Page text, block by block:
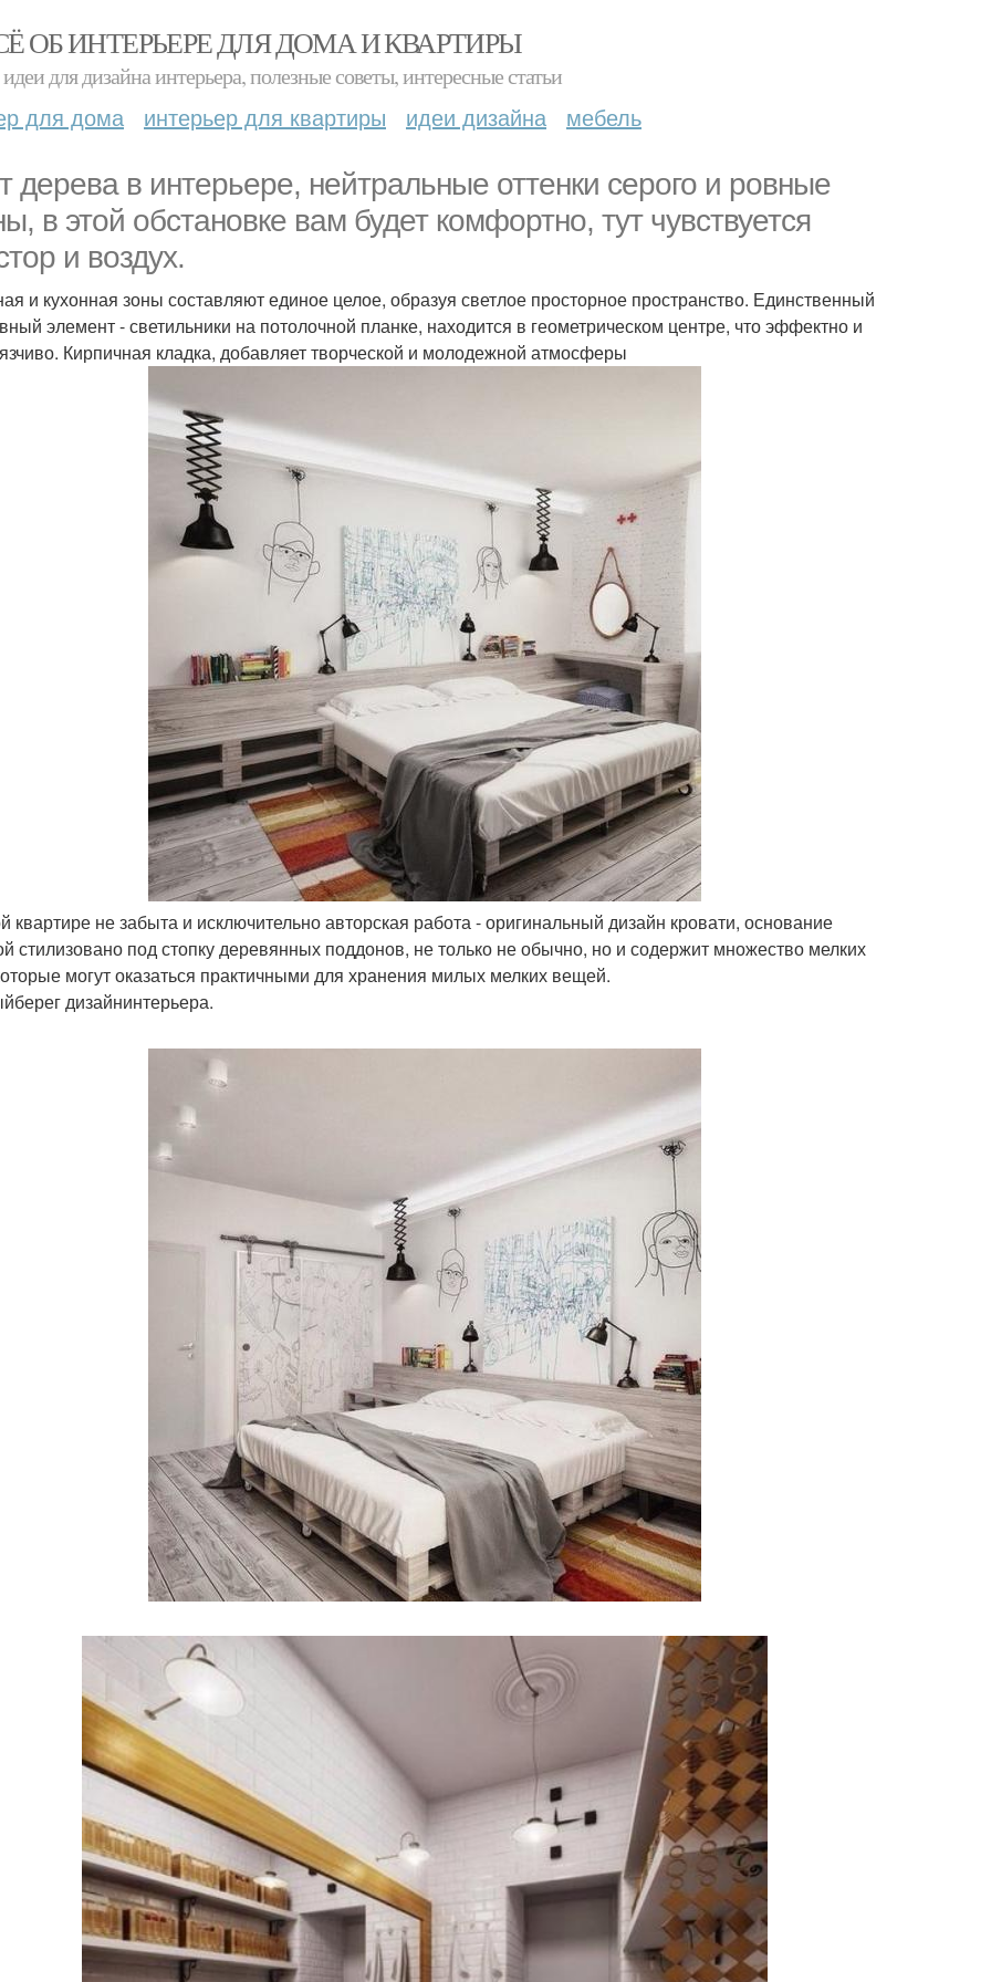
ОБ ИНТЕРЬЕРЕ ДЛЯ ДОМА И КВАРТИРЫ
для дизайна интерьера, полезные советы, интересные статьи
для дома интерьер для квартиры идеи дизайна мебель
дерева в интерьере, нейтральные оттенки серого и ровные
в этой обстановке вам будет комфортно, тут чувствуется
и воздух.
и кухонная зоны составляют единое целое, образуя светлое просторное пространство. Единственный
элемент - светильники на потолочной планке, находится в геометрическом центре, что эффектно и
Кирпичная кладка, добавляет творческой и молодежной атмосферы
квартире не забыта и исключительно авторская работа - оригинальный дизайн кровати, основание
стилизовано под стопку деревянных поддонов, не только не обычно, но и содержит множество мелких
могут оказаться практичными для хранения милых мелких вещей.
дизайнинтерьера.